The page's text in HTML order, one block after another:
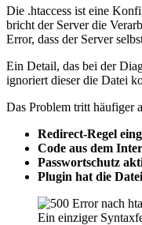
Die .htaccess ist eine
bricht der Server die
Error, dass der Server
Ein Detail, das bei der
ignoriert dieser die Datei
Das Problem tritt häufiger
Redirect-Regel
Code aus dem
Passwortschutz
Plugin hat die
Ein einziger